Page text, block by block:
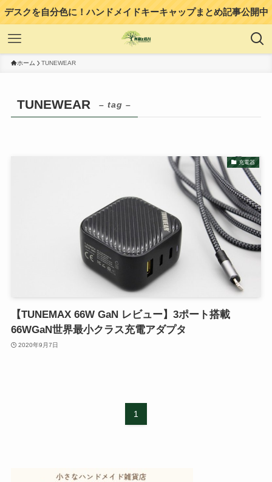
デスクを自分色に！ハンドメイドキーキャップまとめ記事公開中
ホーム TUNEWEAR
TUNEWEAR – tag –
充電器
【TUNEMAX 66W GaN レビュー】3ポート搭載
66WGaN世界最小クラス充電アダプタ
2020年9月7日
1